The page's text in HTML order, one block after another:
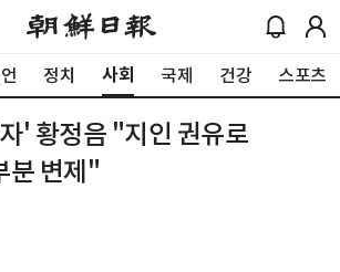
정치 사회 국제 건강 스포츠
' 황정음 "지인 권유로
분 변제"